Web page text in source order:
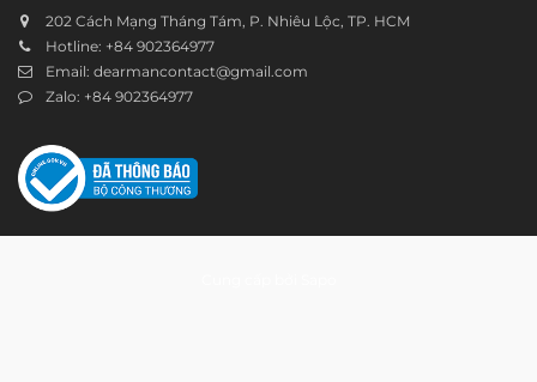
202 Cách Mạng Tháng Tám, P. Nhiêu Lộc, TP. HCM
Hotline: +84 902364977
Email: dearmancontact@gmail.com
Zalo: +84 902364977